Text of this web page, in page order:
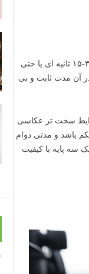
سومین مورد از گران ترین ابزارها، سه پایه است. از آنجا که شما با سرعت شاترهای ۳۰-۱۵ ثانیه ای یا حتی
در آن مدت ثابت و بی
سخت تر عکاسی
باشد و مدتی دوام
سه پایه با کیفیت